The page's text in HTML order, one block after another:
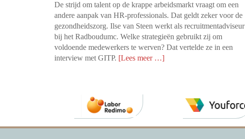
De strijd om talent op de krappe arbeidsmarkt vraagt om een
andere aanpak van HR-professionals. Dat geldt zeker voor de
gezondheidszorg. Ilse van Steen werkt als recruitmentadviseur
bij het Radboudumc. Welke strategieën gebruikt zij om
voldoende medewerkers te werven? Dat vertelde ze in een
interview met GITP. [Lees meer …]